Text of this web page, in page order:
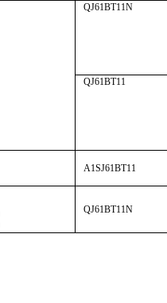
QJ61BT11N
QJ61BT11
A1SJ61BT11
QJ61BT11N